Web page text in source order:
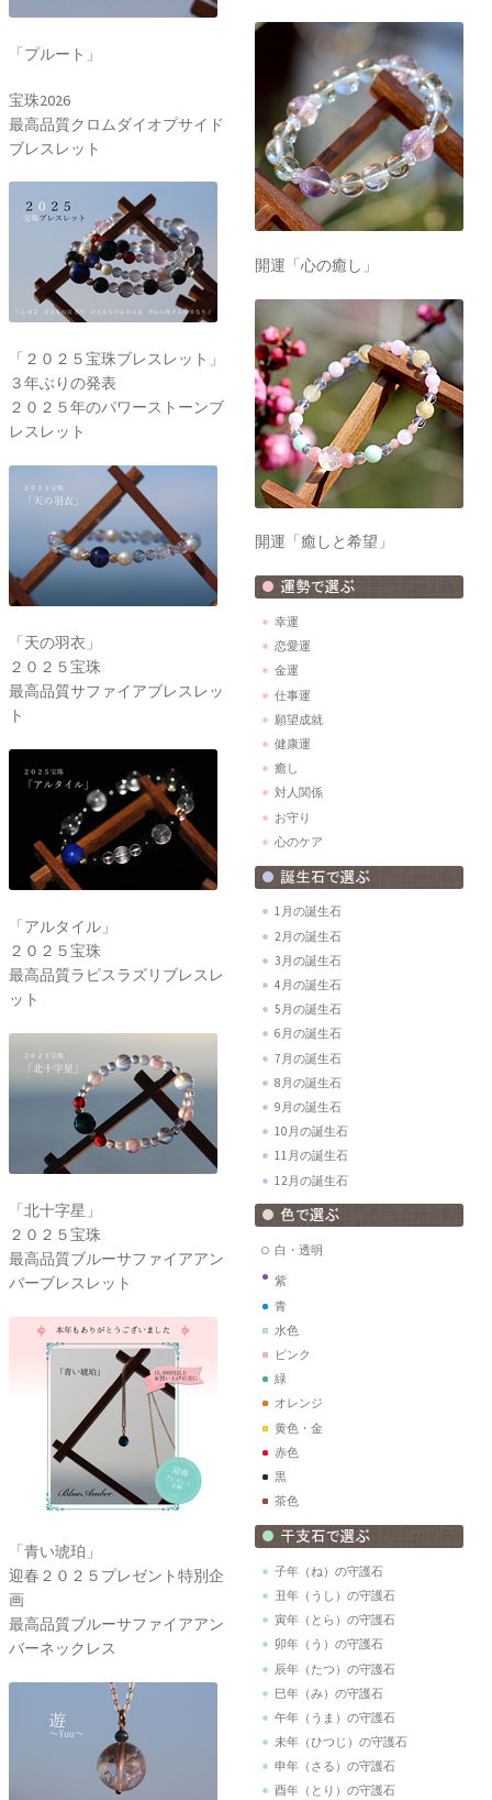
「プルート」
宝珠2026
最高品質クロムダイオプサイド
ブレスレット
「２０２５宝珠ブレスレット」
３年ぶりの発表
２０２５年のパワーストーンブ
レスレット
「天の羽衣」
２０２５宝珠
最高品質サファイアブレスレッ
ト
「アルタイル」
２０２５宝珠
最高品質ラピスラズリブレスレ
ット
「北十字星」
２０２５宝珠
最高品質ブルーサファイアアン
バーブレスレット
「青い琥珀」
迎春２０２５プレゼント特別企
画
最高品質ブルーサファイアアン
バーネックレス
開運「心の癒し」
開運「癒しと希望」
幸運
恋愛運
金運
仕事運
願望成就
健康運
癒し
対人関係
お守り
心のケア
1月の誕生石
2月の誕生石
3月の誕生石
4月の誕生石
5月の誕生石
6月の誕生石
7月の誕生石
8月の誕生石
9月の誕生石
10月の誕生石
11月の誕生石
12月の誕生石
白・透明
紫
青
水色
ピンク
緑
オレンジ
黄色・金
赤色
黒
茶色
子年（ね）の守護石
丑年（うし）の守護石
寅年（とら）の守護石
卯年（う）の守護石
辰年（たつ）の守護石
巳年（み）の守護石
午年（うま）の守護石
未年（ひつじ）の守護石
申年（さる）の守護石
酉年（とり）の守護石